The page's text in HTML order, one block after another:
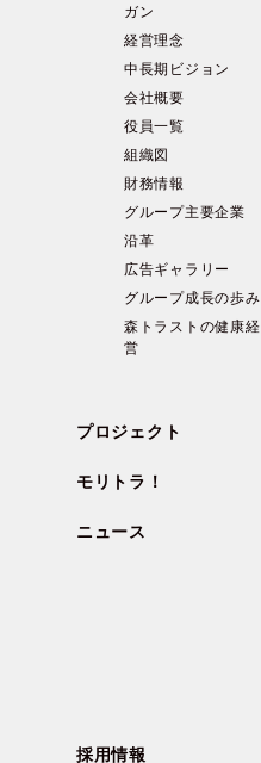
ガン
経営理念
中長期ビジョン
会社概要
役員一覧
組織図
財務情報
グループ主要企業
沿革
広告ギャラリー
グループ成長の歩み
森トラストの健康経
営
プロジェクト
モリトラ！
ニュース
採用情報